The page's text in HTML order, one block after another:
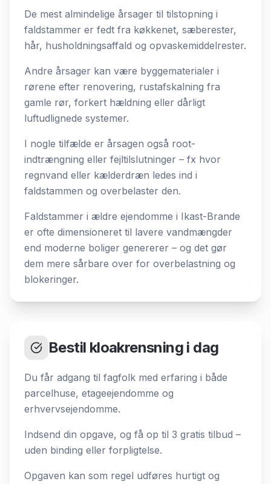
De mest almindelige årsager til tilstopning i
faldstammer er fedt fra køkkenet, sæberester,
hår, husholdningsaffald og opvaskemiddelrester.
Andre årsager kan være byggematerialer i
rørene efter renovering, rustafskalning fra
gamle rør, forkert hældning eller dårligt
luftudlignede systemer.
I nogle tilfælde er årsagen også root-
indtrængning eller fejltilslutninger – fx hvor
regnvand eller kælderdræn ledes ind i
faldstammen og overbelaster den.
Faldstammer i ældre ejendomme i Ikast-Brande
er ofte dimensioneret til lavere vandmængder
end moderne boliger genererer – og det gør
dem mere sårbare over for overbelastning og
blokeringer.
Bestil kloakrensning i dag
Du får adgang til fagfolk med erfaring i både
parcelhuse, etageejendomme og
erhvervsejendomme.
Indsend din opgave, og få op til 3 gratis tilbud –
uden binding eller forpligtelse.
Opgaven kan som regel udføres hurtigt og